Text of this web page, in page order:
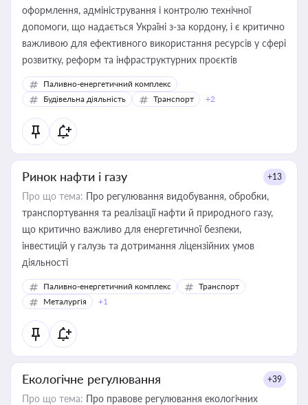
оформлення, адміністрування і контролю технічної
допомоги, що надається Україні з-за кордону, і є критично
важливою для ефективного використання ресурсів у сфері
розвитку, реформ та інфраструктурних проєктів
Паливно-енергетичний комплекс
Будівельна діяльність
Транспорт +2
Ринок нафти і газу +13
Про що тема: Про регулювання видобування, обробки,
транспортування та реалізації нафти й природного газу,
що критично важливо для енергетичної безпеки,
інвестицій у галузь та дотримання ліцензійних умов
діяльності
Паливно-енергетичний комплекс
Транспорт
Металургія
+1
Екологічне регулювання +39
Про що тема: Про правове регулювання екологічних